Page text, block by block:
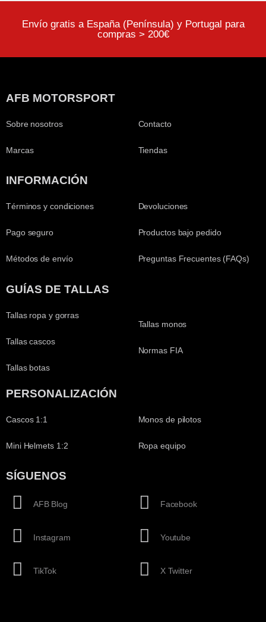
Envío gratis a España (Península) y Portugal para
compras > 200€
AFB MOTORSPORT
Sobre nosotros
Marcas
Contacto
Tiendas
INFORMACIÓN
Términos y condiciones
Pago seguro
Métodos de envío
Devoluciones
Productos bajo pedido
Preguntas Frecuentes (FAQs)
GUÍAS DE TALLAS
Tallas ropa y gorras
Tallas cascos
Tallas botas
Tallas monos
Normas FIA
PERSONALIZACIÓN
Cascos 1:1
Mini Helmets 1:2
Monos de pilotos
Ropa equipo
SÍGUENOS
AFB Blog
Instagram
TikTok
Facebook
Youtube
X Twitter